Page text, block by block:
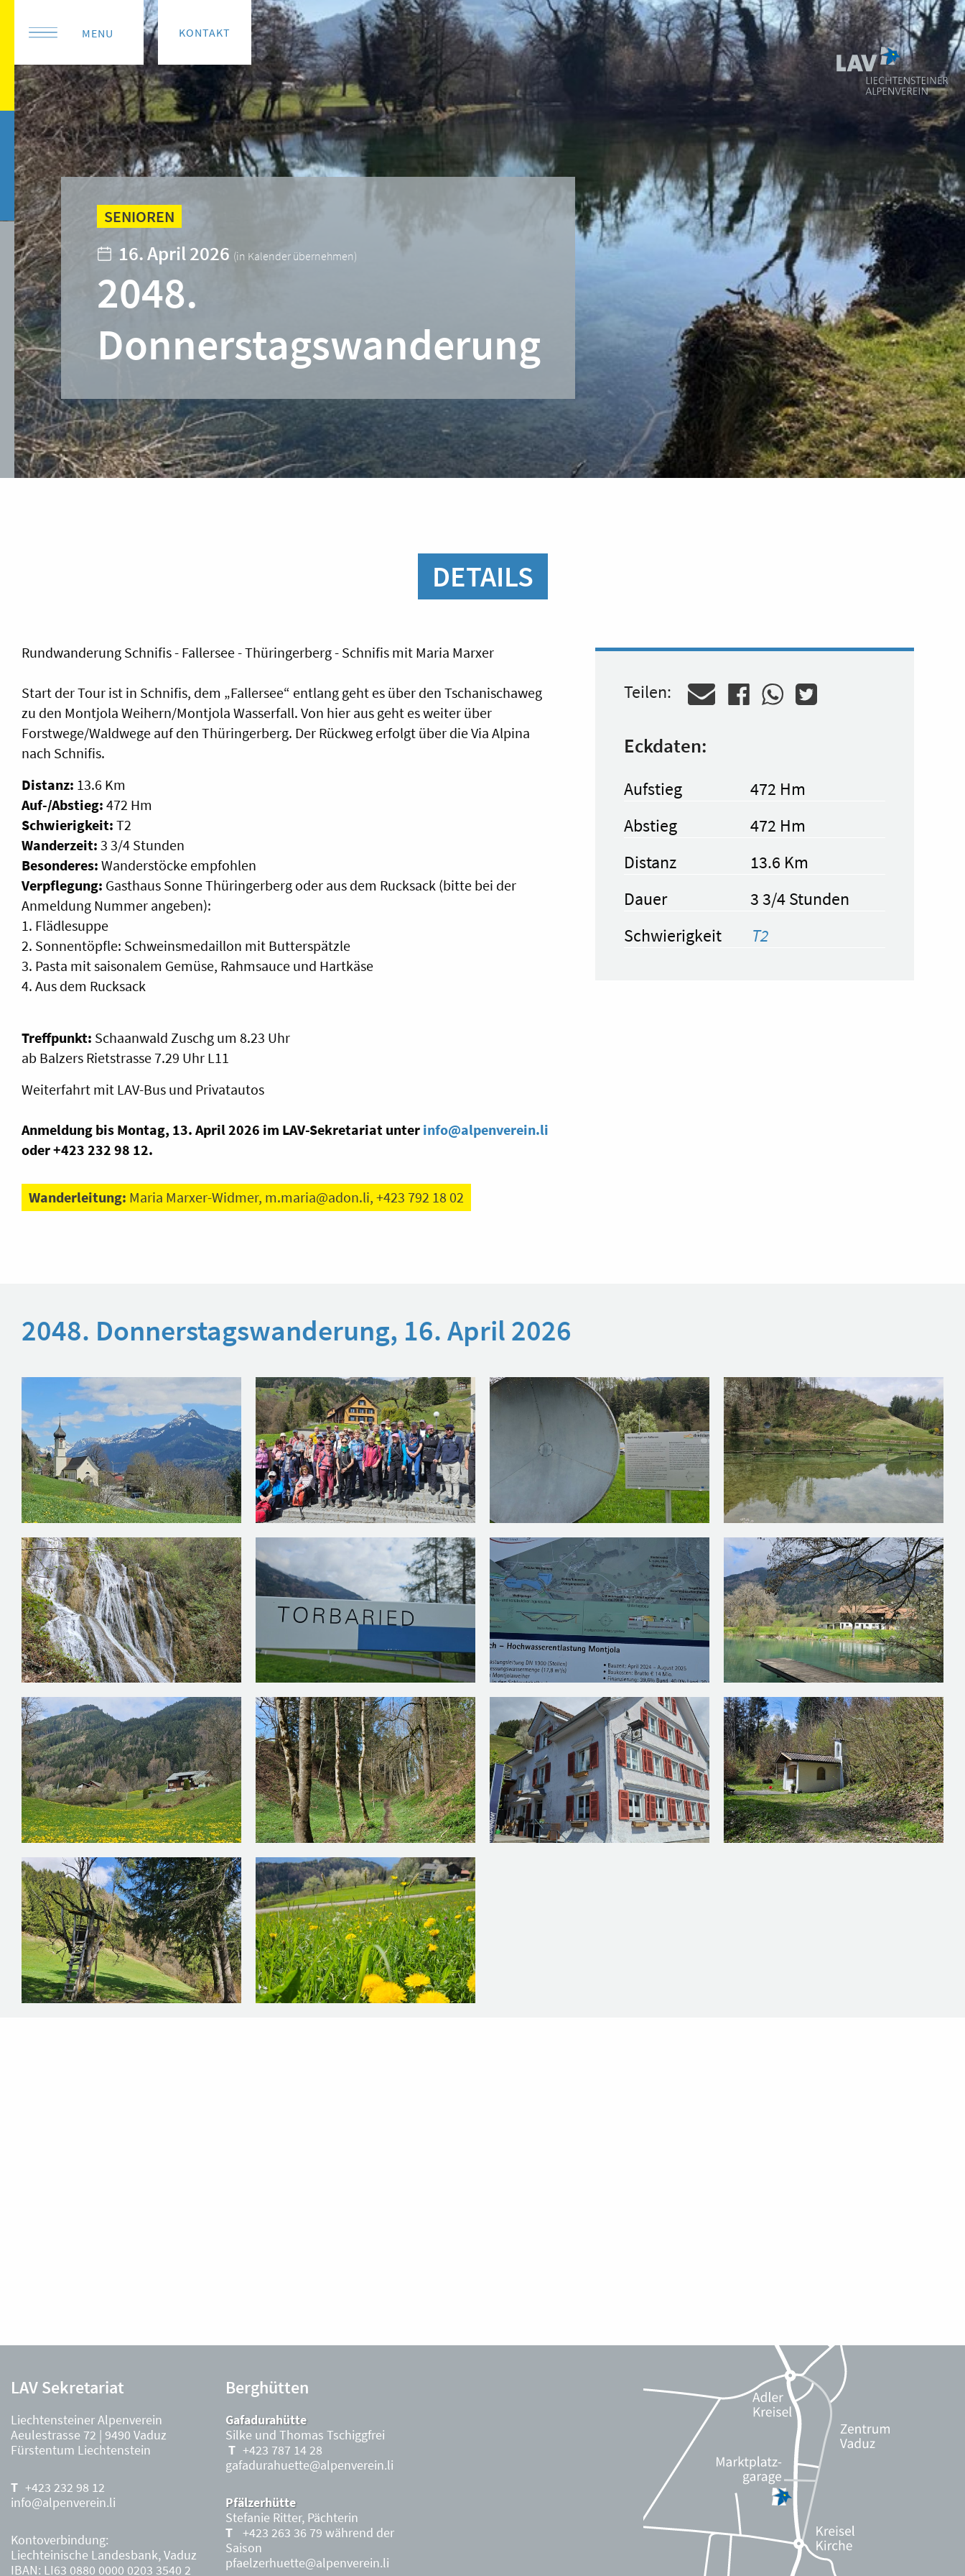
MENU KONTAKT
SENIOREN
16. April 2026 (in Kalender übernehmen)
2048.
Donnerstagswanderung
DETAILS
Rundwanderung Schnifis - Fallersee - Thüringerberg - Schnifis mit Maria Marxer
Start der Tour ist in Schnifis, dem „Fallersee“ entlang geht es über den Tschanischaweg
zu den Montjola Weihern/Montjola Wasserfall. Von hier aus geht es weiter über
Forstwege/Waldwege auf den Thüringerberg. Der Rückweg erfolgt über die Via Alpina
nach Schnifis.
Distanz: 13.6 Km
Auf-/Abstieg: 472 Hm
Schwierigkeit: T2
Wanderzeit: 3 3/4 Stunden
Besonderes: Wanderstöcke empfohlen
Verpflegung: Gasthaus Sonne Thüringerberg oder aus dem Rucksack (bitte bei der
Anmeldung Nummer angeben):
1. Flädlesuppe
2. Sonnentöpfle: Schweinsmedaillon mit Butterspätzle
3. Pasta mit saisonalem Gemüse, Rahmsauce und Hartkäse
4. Aus dem Rucksack
Treffpunkt: Schaanwald Zuschg um 8.23 Uhr
ab Balzers Rietstrasse 7.29 Uhr L11
Weiterfahrt mit LAV-Bus und Privatautos
Anmeldung bis Montag, 13. April 2026 im LAV-Sekretariat unter info@alpenverein.li
oder +423 232 98 12.
Wanderleitung: Maria Marxer-Widmer, m.maria@adon.li, +423 792 18 02
Teilen:
Eckdaten:
Aufstieg
472 Hm
Abstieg
472 Hm
Distanz
13.6 Km
Dauer
3 3/4 Stunden
Schwierigkeit
T2
2048. Donnerstagswanderung, 16. April 2026
LAV Sekretariat
Liechtensteiner Alpenverein
Aeulestrasse 72 | 9490 Vaduz
Fürstentum Liechtenstein
+423 232 98 12
info@alpenverein.li
Kontoverbindung:
Liechteinische Landesbank, Vaduz
IBAN: LI63 0880 0000 0203 3540 2
Berghütten
Gafadurahütte
Silke und Thomas Tschiggfrei
+423 787 14 28
gafadurahuette@alpenverein.li
Pfälzerhütte
Stefanie Ritter, Pächterin
+423 263 36 79 während der
Saison
pfaelzerhuette@alpenverein.li